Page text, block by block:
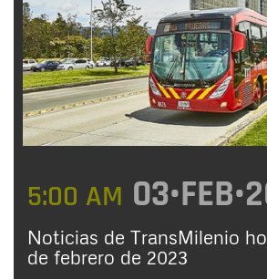
5:00 AM
Noticias de TransMilenio
de febrero de 2023